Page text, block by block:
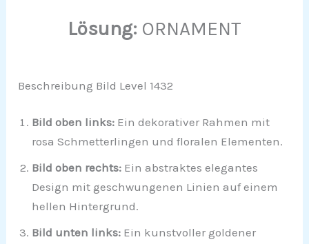
Lösung: ORNAMENT
Beschreibung Bild Level 1432
Bild oben links: Ein dekorativer Rahmen mit
rosa Schmetterlingen und floralen Elementen.
Bild oben rechts: Ein abstraktes elegantes
Design mit geschwungenen Linien auf einem
hellen Hintergrund.
Bild unten links: Ein kunstvoller goldener